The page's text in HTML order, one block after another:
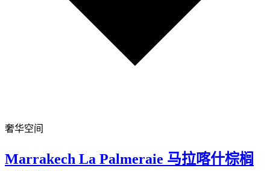
奢华空间
Marrakech La Palmeraie 马拉喀什棕榈